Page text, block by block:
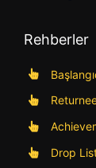
Rehberler
Drop